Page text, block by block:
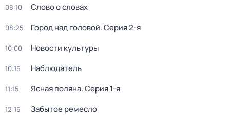
08:10 Слово о словах
08:25 Город над головой. Серия 2-я
10:00 Новости культуры
10:15 Наблюдатель
11:15 Ясная поляна. Серия 1-я
12:15 Забытое ремесло